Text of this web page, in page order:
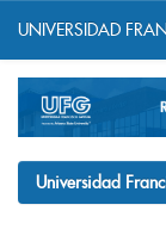
navigation
UNIVERSIDAD
Universidad